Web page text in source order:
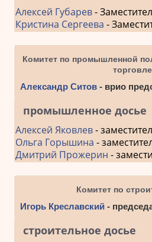
Алексей Губарев-
Кристина Сергеева -
Комитет по промышленной
торговле
Александр Ситов- врио
промышленное досье
Алексей Яковлев-
Ольга Горышина -
Дмитрий Прожерин -
Комитет по
Игорь Креславский -
строительное досье